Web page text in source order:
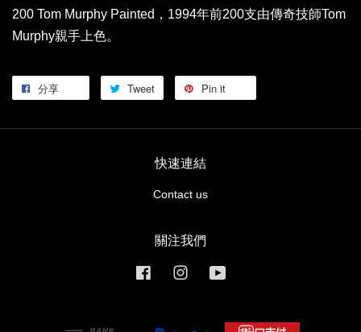
200 Tom Murphy Painted，1994年前200支由傳奇技師Tom
Murphy親手上色。
分享 Tweet Pin it
快速連結
Contact us
關注我們
FacebookInstagram